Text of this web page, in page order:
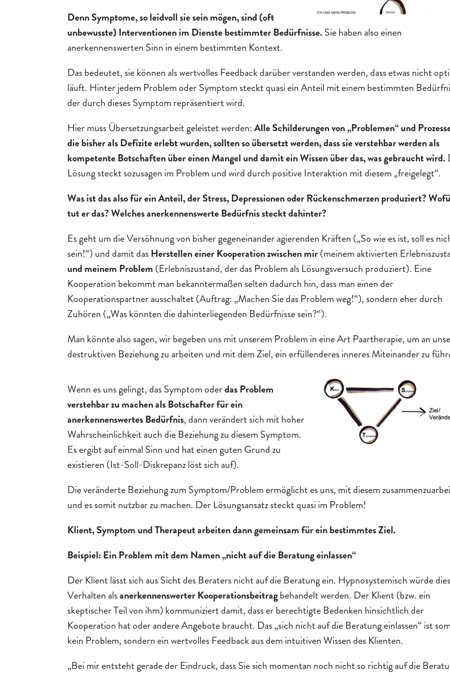
Denn Symptome, so leidvoll sie sein mögen, sind (oft
unbewusste) Interventionen im Dienste bestimmter Bedürfnisse. Sie haben also einen
anerkennenswerten Sinn in einem bestimmten Kontext.
Das bedeutet, sie können als wertvolles Feedback darüber verstanden werden, dass etwas nicht
läuft. Hinter jedem Problem oder Symptom steckt quasi ein Anteil mit einem bestimmten
der durch dieses Symptom repräsentiert wird.
Hier muss Übersetzungsarbeit geleistet werden:Alle Schilderungen von „Problemen“ und
die bisher als Defizite erlebt wurden, sollten so übersetzt werden, dass sie verstehbar werden als
kompetente Botschaften über einen Mangel und damit ein Wissen über das, was gebraucht wird.
Lösung steckt sozusagen im Problem und wird durch positive Interaktion mit diesem „freigelegt“.
Was ist das also für ein Anteil, der Stress, Depressionen oder Rückenschmerzen produziert?
tut er das? Welches anerkennenswerte Bedürfnis steckt dahinter?
Es geht um die Versöhnung von bisher gegeneinander agierenden Kräften („So wie es ist, soll es
sein!“) und damit dasHerstellen einer Kooperation zwischen mir(meinem aktivierten
und meinem Problem (Erlebniszustand, der das Problem als Lösungsversuch produziert). Eine
Kooperation bekommt man bekanntermaßen selten dadurch hin, dass man einen der
Kooperationspartner ausschaltet (Auftrag: „Machen Sie das Problem weg!“), sondern eher durch
Zuhören („Was könnten die dahinterliegenden Bedürfnisse sein?“).
Man könnte also sagen, wir begeben uns mit unserem Problem in eine Art Paartherapie, um an
destruktiven Beziehung zu arbeiten und mit dem Ziel, ein erfüllenderes inneres Miteinander zu
Wenn es uns gelingt, das Symptom oderdas Problem
verstehbar zu machen als Botschafter für ein
anerkennenswertes Bedürfnis, dann verändert sich mit hoher
Wahrscheinlichkeit auch die Beziehung zu diesem Symptom.
Es ergibt auf einmal Sinn und hat einen guten Grund zu
existieren (Ist-Soll-Diskrepanz löst sich auf).
Die veränderte Beziehung zum Symptom/Problem ermöglicht es uns, mit diesem
und es somit nutzbar zu machen. Der Lösungsansatz steckt quasi im Problem!
Klient, Symptom und Therapeut arbeiten dann gemeinsam für ein bestimmtes Ziel.
Beispiel: Ein Problem mit dem Namen „nicht auf die Beratung einlassen“
Der Klient lässt sich aus Sicht des Beraters nicht auf die Beratung ein. Hypnosystemisch würde
Verhalten alsanerkennenswerter Kooperationsbeitragbehandelt werden. Der Klient (bzw. ein
skeptischer Teil von ihm) kommuniziert damit, dass er berechtigte Bedenken hinsichtlich der
Kooperation hat oder andere Angebote braucht. Das „sich nicht auf die Beratung einlassen“ ist
kein Problem, sondern ein wertvolles Feedback aus dem intuitiven Wissen des Klienten.
„Bei mir entsteht gerade der Eindruck, dass Sie sich momentan noch nicht so richtig auf die